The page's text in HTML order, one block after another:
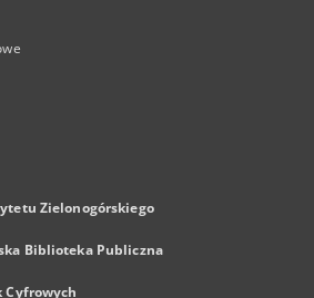
Zielonogórskiego
Biblioteka Publiczna
Cyfrowych